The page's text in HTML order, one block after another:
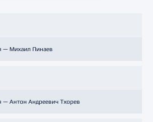
— Михаил Пинаев
— Антон Андреевич Тхорев